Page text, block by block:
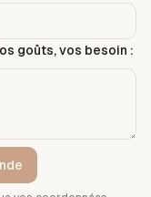
goûts, vos besoin :